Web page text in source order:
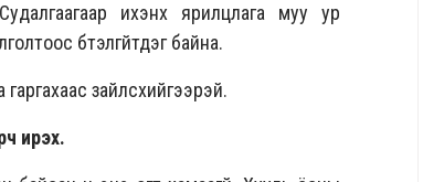
ихэнх ярилцлага муу ур
бүтэлгүйтдэг байна.
зайлсхийгээрэй.
ирэх.